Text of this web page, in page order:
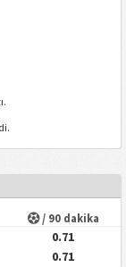
/ 90 dakika
0.71
0.71